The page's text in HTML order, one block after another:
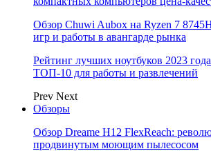
Обзор Chuwi Aubox на Ryzen 7
игр и работы в авангарде рынка
Рейтинг лучших ноутбуков 2023
ТОП-10 для работы и развлечений
Prev Next
Обзоры
Обзор Dreame H12 FlexReach:
продвинутым моющим пылесосом